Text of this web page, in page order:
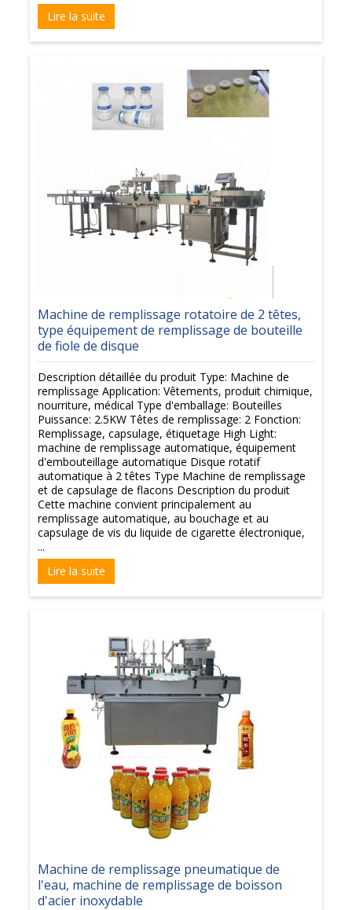
Lire la suite
Machine de remplissage rotatoire de 2 têtes,
type équipement de remplissage de bouteille
de fiole de disque
Description détaillée du produit Type: Machine de
remplissage Application: Vêtements, produit chimique,
nourriture, médical Type d'emballage: Bouteilles
Puissance: 2.5KW Têtes de remplissage: 2 Fonction:
Remplissage, capsulage, étiquetage High Light:
machine de remplissage automatique, équipement
d'embouteillage automatique Disque rotatif
automatique à 2 têtes Type Machine de remplissage
et de capsulage de flacons Description du produit
Cette machine convient principalement au
remplissage automatique, au bouchage et au
capsulage de vis du liquide de cigarette électronique,
...
Lire la suite
Machine de remplissage pneumatique de
l'eau, machine de remplissage de boisson
d'acier inoxydable